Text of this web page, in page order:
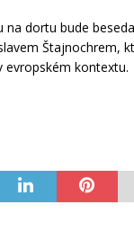
na dortu bude
Štajnochrem,
evropském kontextu.